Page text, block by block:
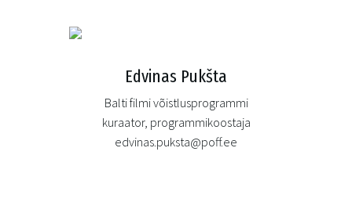
Edvinas Pukšta
Balti filmi võistlusprogrammi
kuraator, programmikoostaja
edvinas.puksta@poff.ee